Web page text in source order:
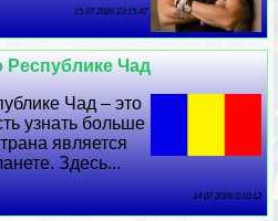
15 07 2026 23:15:47
Республике Чад
Чад – это
узнать больше
является
Здесь...
14 07 2026 0:10:12